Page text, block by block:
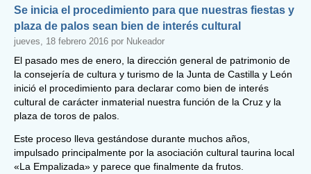
Se inicia el procedimiento para que nuestras fiestas y
plaza de palos sean bien de interés cultural
jueves, 18 febrero 2016 por Nukeador
El pasado mes de enero, la dirección general de patrimonio de
la consejería de cultura y turismo de la Junta de Castilla y León
inició el procedimiento para declarar como bien de interés
cultural de carácter inmaterial nuestra función de la Cruz y la
plaza de toros de palos.
Este proceso lleva gestándose durante muchos años,
impulsado principalmente por la asociación cultural taurina local
«La Empalizada» y parece que finalmente da frutos.